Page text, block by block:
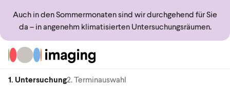
Auch in den Sommermonaten sind wir durchgehend für Sie
da – in angenehm klimatisierten Untersuchungsräumen.
Zur Startseite
1. Untersuchung2. Terminauswahl